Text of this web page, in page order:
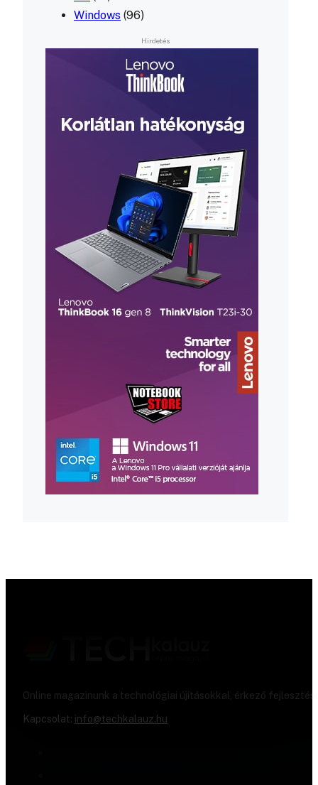
Windows (96)
Online magazinunk a technológiai újításokkal, érkező
Kapcsolat: info@techkalauz.hu